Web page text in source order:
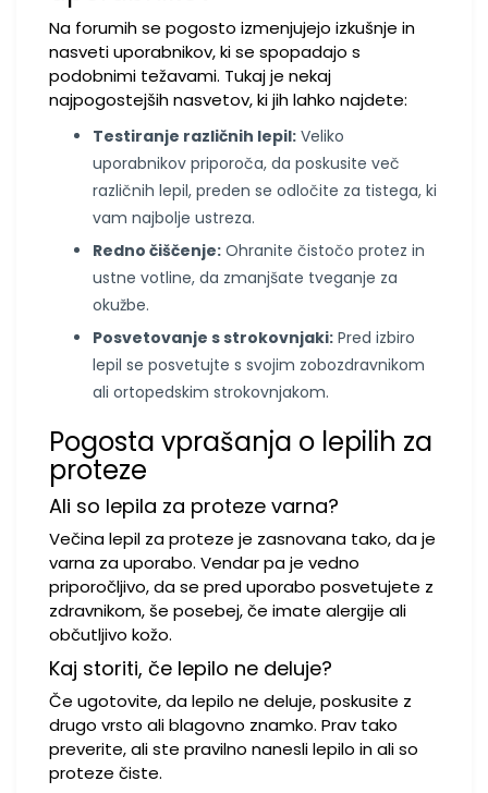
Na forumih se pogosto izmenjujejo izkušnje in
nasveti uporabnikov, ki se spopadajo s
podobnimi težavami. Tukaj je nekaj
najpogostejših nasvetov, ki jih lahko najdete:
Testiranje različnih lepil: Veliko
uporabnikov priporoča, da poskusite več
različnih lepil, preden se odločite za tistega, ki
vam najbolje ustreza.
Redno čiščenje: Ohranite čistočo protez in
ustne votline, da zmanjšate tveganje za
okužbe.
Posvetovanje s strokovnjaki: Pred izbiro
lepil se posvetujte s svojim zobozdravnikom
ali ortopedskim strokovnjakom.
Pogosta vprašanja o lepilih za
proteze
Ali so lepila za proteze varna?
Večina lepil za proteze je zasnovana tako, da je
varna za uporabo. Vendar pa je vedno
priporočljivo, da se pred uporabo posvetujete z
zdravnikom, še posebej, če imate alergije ali
občutljivo kožo.
Kaj storiti, če lepilo ne deluje?
Če ugotovite, da lepilo ne deluje, poskusite z
drugo vrsto ali blagovno znamko. Prav tako
preverite, ali ste pravilno nanesli lepilo in ali so
proteze čiste.